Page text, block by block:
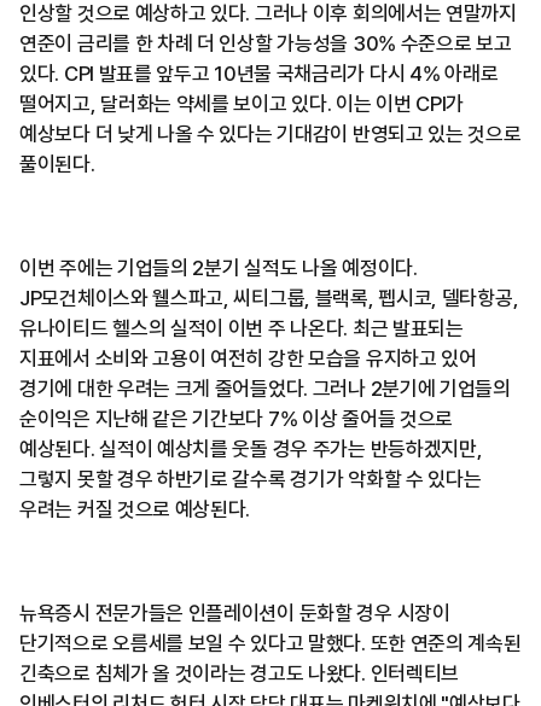
인상할 것으로 예상하고 있다. 그러나 이후 회의에서는 연말까지
연준이 금리를 한 차례 더 인상할 가능성을 30% 수준으로 보고
있다. CPI 발표를 앞두고 10년물 국채금리가 다시 4% 아래로
떨어지고, 달러화는 약세를 보이고 있다. 이는 이번 CPI가
예상보다 더 낮게 나올 수 있다는 기대감이 반영되고 있는 것으로
풀이된다.
이번 주에는 기업들의 2분기 실적도 나올 예정이다.
JP모건체이스와 웰스파고, 씨티그룹, 블랙록, 펩시코, 델타항공,
유나이티드 헬스의 실적이 이번 주 나온다. 최근 발표되는
지표에서 소비와 고용이 여전히 강한 모습을 유지하고 있어
경기에 대한 우려는 크게 줄어들었다. 그러나 2분기에 기업들의
순이익은 지난해 같은 기간보다 7% 이상 줄어들 것으로
예상된다. 실적이 예상치를 웃돌 경우 주가는 반등하겠지만,
그렇지 못할 경우 하반기로 갈수록 경기가 악화할 수 있다는
우려는 커질 것으로 예상된다.
뉴욕증시 전문가들은 인플레이션이 둔화할 경우 시장이
단기적으로 오름세를 보일 수 있다고 말했다. 또한 연준의 계속된
긴축으로 침체가 올 것이라는 경고도 나왔다. 인터렉티브